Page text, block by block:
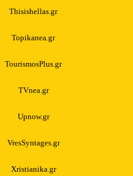
Thisishellas.gr
Topikanea.gr
TourismosPlus.gr
TVnea.gr
Upnow.gr
VresSyntages.gr
Xristianika.gr